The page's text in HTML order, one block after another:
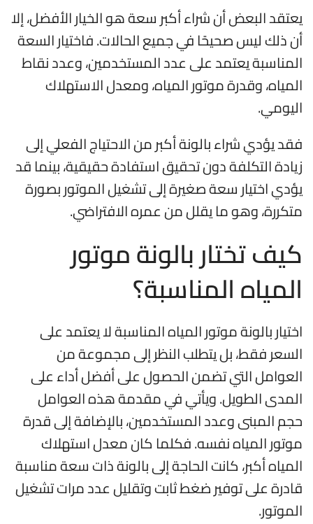
يعتقد البعض أن شراء أكبر سعة هو الخيار الأفضل، إلا
أن ذلك ليس صحيحًا في جميع الحالات. فاختيار السعة
المناسبة يعتمد على عدد المستخدمين، وعدد نقاط
المياه، وقدرة موتور المياه، ومعدل الاستهلاك
اليومي.
فقد يؤدي شراء بالونة أكبر من الاحتياج الفعلي إلى
زيادة التكلفة دون تحقيق استفادة حقيقية، بينما قد
يؤدي اختيار سعة صغيرة إلى تشغيل الموتور بصورة
متكررة، وهو ما يقلل من عمره الافتراضي.
كيف تختار بالونة موتور
المياه المناسبة؟
اختيار بالونة موتور المياه المناسبة لا يعتمد على
السعر فقط، بل يتطلب النظر إلى مجموعة من
العوامل التي تضمن الحصول على أفضل أداء على
المدى الطويل. ويأتي في مقدمة هذه العوامل
حجم المبنى وعدد المستخدمين، بالإضافة إلى قدرة
موتور المياه نفسه. فكلما كان معدل استهلاك
المياه أكبر، كانت الحاجة إلى بالونة ذات سعة مناسبة
قادرة على توفير ضغط ثابت وتقليل عدد مرات تشغيل
الموتور.